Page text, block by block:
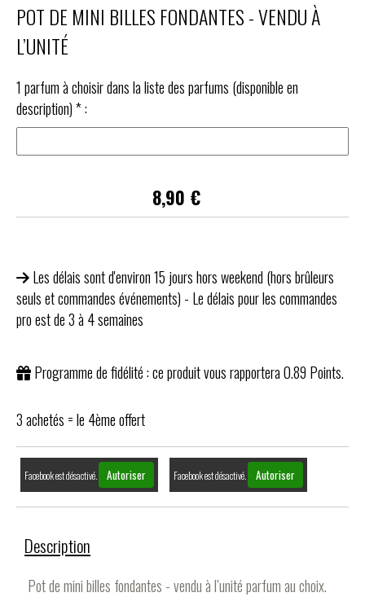
POT DE MINI BILLES FONDANTES - VENDU À
L’UNITÉ
1 parfum à choisir dans la liste des parfums (disponible en
description)*:
8,90 €
Les délais sont d'environ 15 jours hors weekend (hors brûleurs
seuls et commandes événements) - Le délais pour les commandes
pro est de 3 à 4 semaines
Programme de fidélité : ce produit vous rapportera0.89 Points.
3 achetés = le 4ème offert
Facebook est désactivé. Autoriser Facebook est désactivé. Autoriser
Description
Pot de mini billes fondantes - vendu à l’unité parfum au choix.